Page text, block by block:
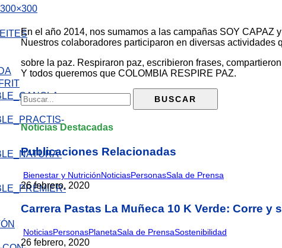
En el año 2014, nos sumamos a las campañas SOY CAPAZ
Nuestros colaboradores participaron en diversas actividades
sobre la paz. Respiraron paz, escribieron frases,
Y todos queremos que COLOMBIA RESPIRE PAZ.
Noticias Destacadas
Publicaciones Relacionadas
Bienestar y NutriciónNoticiasPersonasSala de Prensa
26 febrero, 2020
Carrera Pastas La Muñeca 10 K Verde: Corre y
NoticiasPersonasPlanetaSala de PrensaSostenibilidad
26 febrero, 2020